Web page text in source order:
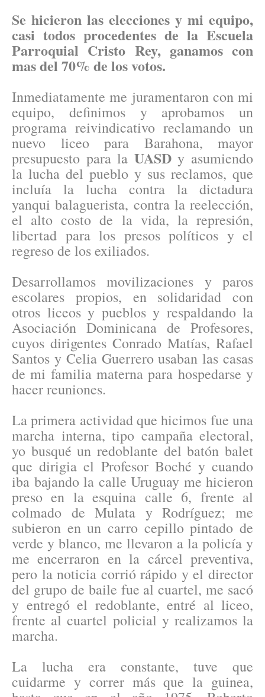
Se hicieron las elecciones y mi equipo,
casi todos procedentes de la Escuela
Parroquial Cristo Rey, ganamos con
mas del 70% de los votos.
Inmediatamente me juramentaron con mi
equipo, definimos y aprobamos un
programa reivindicativo reclamando un
nuevo liceo para Barahona, mayor
presupuesto para la UASDy asumiendo
la lucha del pueblo y sus reclamos, que
incluía la lucha contra la dictadura
yanqui balaguerista, contra la reelección,
el alto costo de la vida, la represión,
libertad para los presos políticos y el
regreso de los exiliados.
Desarrollamos movilizaciones y paros
escolares propios, en solidaridad con
otros liceos y pueblos y respaldando la
Asociación Dominicana de Profesores,
cuyos dirigentes Conrado Matías, Rafael
Santos y Celia Guerrero usaban las casas
de mi familia materna para hospedarse y
hacer reuniones.
La primera actividad que hicimos fue una
marcha interna, tipo campaña electoral,
yo busqué un redoblante del batón balet
que dirigia el Profesor Boché y cuando
iba bajando la calle Uruguay me hicieron
preso en la esquina calle 6, frente al
colmado de Mulata y Rodríguez; me
subieron en un carro cepillo pintado de
verde y blanco, me llevaron a la policía y
me encerraron en la cárcel preventiva,
pero la noticia corrió rápido y el director
del grupo de baile fue al cuartel, me sacó
y entregó el redoblante, entré al liceo,
frente al cuartel policial y realizamos la
marcha.
La lucha era constante, tuve que
cuidarme y correr más que la guinea,